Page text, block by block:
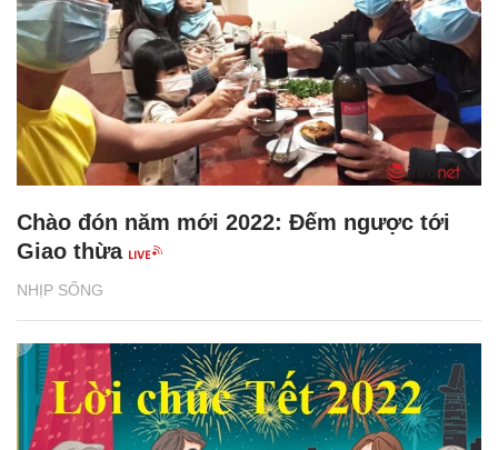
NHỊP SỐNG
Chào đón năm mới 2022: Đếm ngược tới
Giao thừa